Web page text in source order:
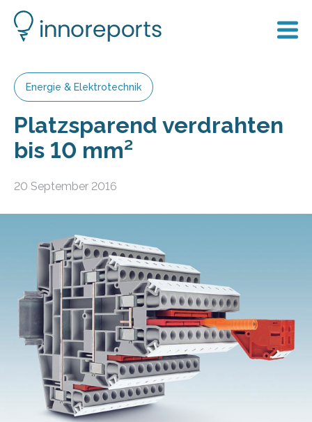
Energie & Elektrotechnik
Platzsparend verdrahten
bis 10 mm²
20 September 2016